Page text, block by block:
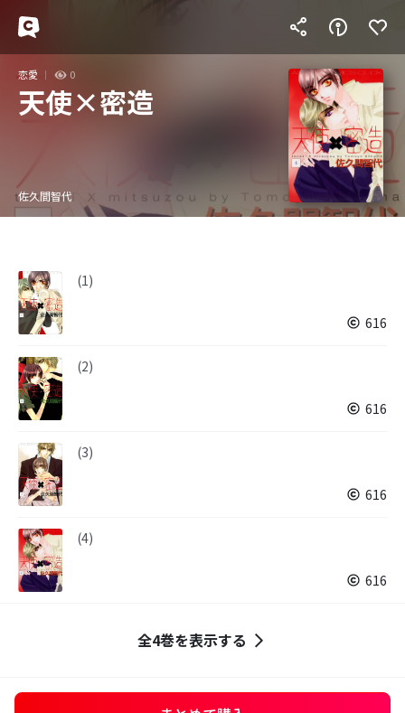
恋愛 0
天使×密造
佐久間智代
(1)
616
(2)
616
(3)
616
(4)
616
全4巻を表示する